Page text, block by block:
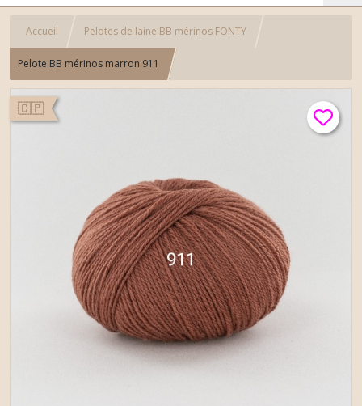
Accueil Pelotes de laine BB mérinos FONTY
Pelote BB mérinos marron 911
🇨🇵